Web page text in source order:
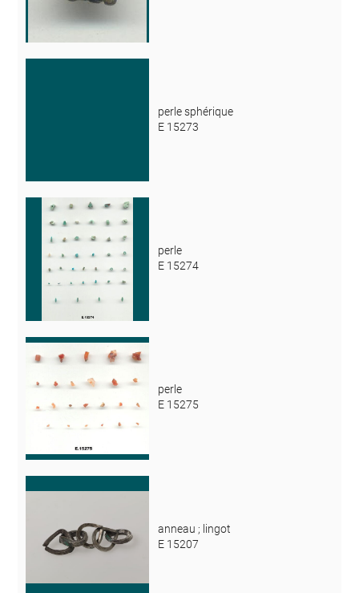
perle sphérique
E 15273
perle
E 15274
perle
E 15275
anneau ; lingot
E 15207